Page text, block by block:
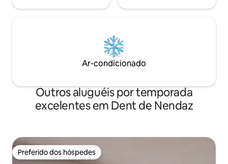
Ar-condicionado
Outros aluguéis por temporada
excelentes em Dent de Nendaz
Preferido dos hóspedes
Preferido dos hóspedes